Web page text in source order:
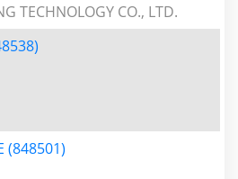
TECHNOLOGY CO., LTD.
(848501)